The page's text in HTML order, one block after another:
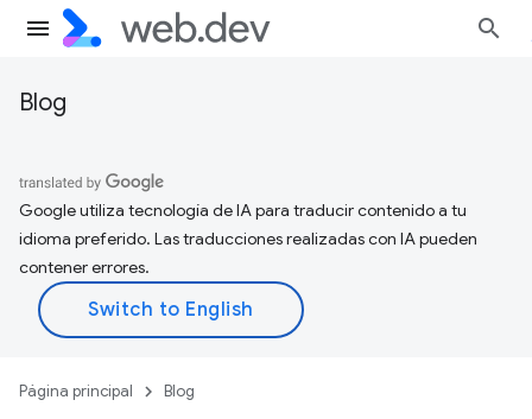
Blog
Google utiliza tecnología de IA para traducir contenido a tu
idioma preferido. Las traducciones realizadas con IA pueden
contener errores.
Página principal Blog